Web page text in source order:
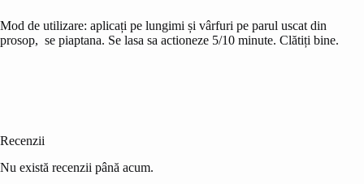
Mod de utilizare: aplicați pe lungimi și vârfuri pe parul uscat din
prosop, se piaptana. Se lasa sa actioneze 5/10 minute. Clătiți bine.
Recenzii
Nu există recenzii până acum.